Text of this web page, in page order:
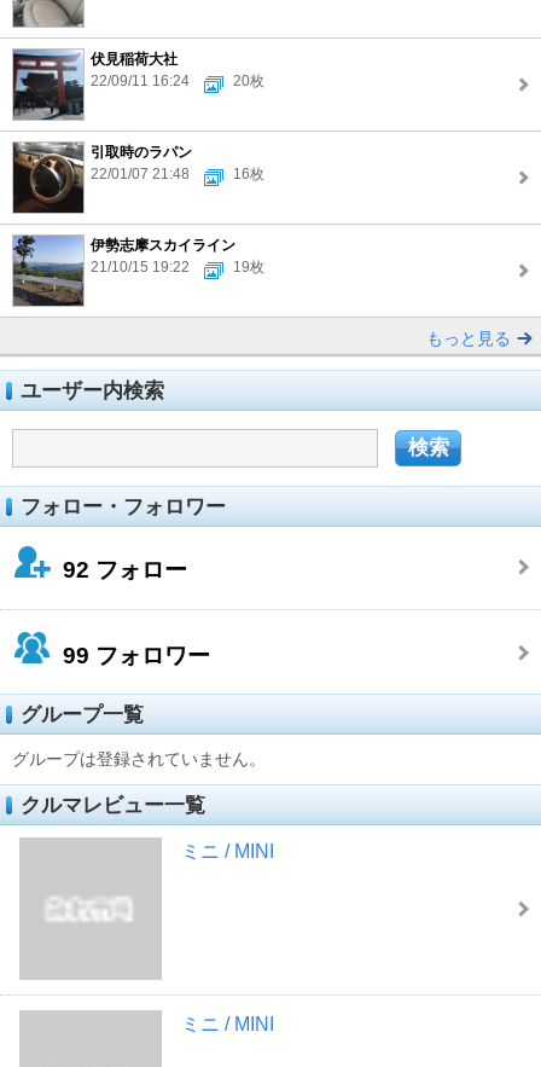
伏見稲荷大社
22/09/11 16:24
20枚
引取時のラパン
22/01/07 21:48
16枚
伊勢志摩スカイライン
21/10/15 19:22
19枚
もっと見る
ユーザー内検索
フォロー・フォロワー
92 フォロー
99 フォロワー
グループ一覧
グループは登録されていません。
クルマレビュー一覧
ミニ / MINI
ミニ / MINI